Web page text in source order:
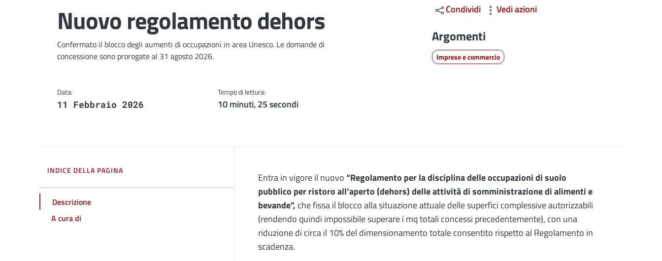
Nuovo regolamento dehors
Dettagli
Descrizione breve
Confermato il blocco degli aumenti di occupazioni in area Unesco. Le domande di
concessione sono prorogate al 31 agosto 2026.
Data:
11 Febbraio 2026
Tempo di lettura:
10 minuti, 25 secondi
Condividi Vedi azioni
Argomenti
Imprese e commercio
INDICE DELLA PAGINA
Descrizione
A cura di
Descrizione
Entra in vigore il nuovo“Regolamento per la disciplina delle occupazioni di suolo
pubblico per ristoro all’aperto (dehors) delle attività di somministrazione di alimenti e
bevande”, che fissa il blocco alla situazione attuale delle superfici complessive autorizzabili
(rendendo quindi impossibile superare i mq totali concessi precedentemente), con una
riduzione di circa il 10% del dimensionamento totale consentito rispetto al Regolamento in
scadenza.